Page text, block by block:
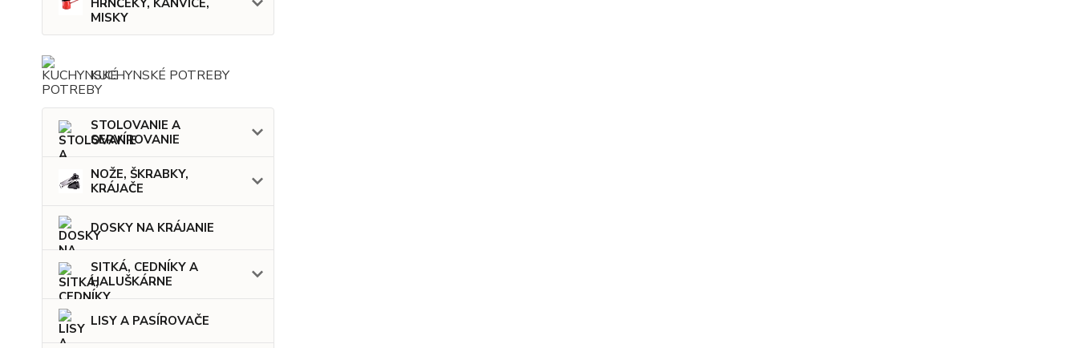
HRNĆEKY, KANVICE,
MISKY
KUCHYNSKÉ POTREBY
STOLOVANIE A
SERVÍROVANIE
NOŽE, ŠKRABKY,
KRÁJAČE
DOSKY NA KRÁJANIE
SITKÁ, CEDNÍKY A
HALUŠKÁRNE
LISY A PASÍROVAČE